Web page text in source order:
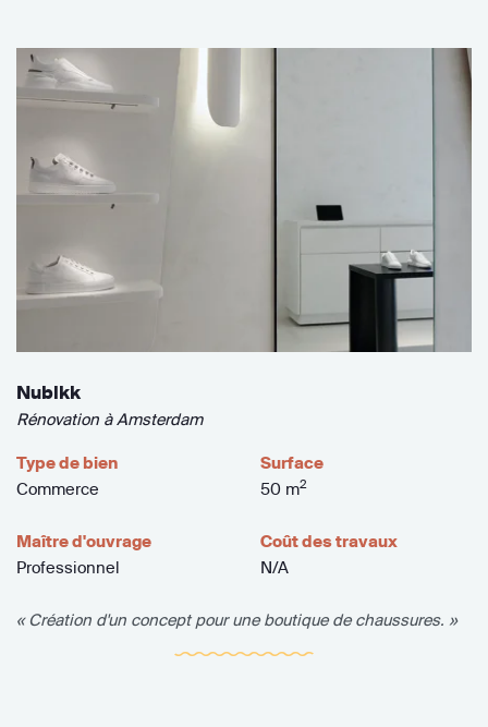
Nubikk
Rénovation à Amsterdam
Type de bien
Commerce
Surface
50 m2
Maître d'ouvrage
Professionnel
Coût des travaux
N/A
« Création d'un concept pour une boutique de chaussures. »